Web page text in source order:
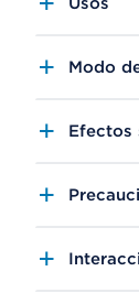
Modo
Efectos